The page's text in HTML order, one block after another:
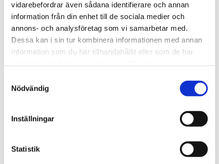
vidarebefordrar även sådana identifierare och annan
information från din enhet till de sociala medier och
annons- och analysföretag som vi samarbetar med.
Dessa kan i sin tur kombinera informationen med annan
information som du har tillhandahållit eller som de har
Nödvändig
Inställningar
Statistik
Lättmonterad
takräcken, för fordon utan
befintliga fästpunkter för
fabriksmonterade räcken.
1 795 kr
kr
Lättmonterad
Edge-takräcken, för
fordon utan befintliga
eller fabriksmonterade
räcken.
2 525kr
2 635